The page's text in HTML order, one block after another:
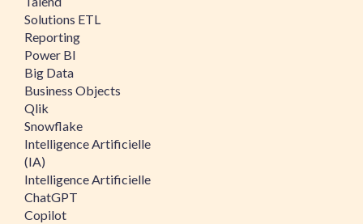
Solutions ETL
Reporting
Power BI
Big Data
Business Objects
Qlik
Snowflake
Intelligence Artificielle
(IA)
Intelligence Artificielle
ChatGPT
Copilot